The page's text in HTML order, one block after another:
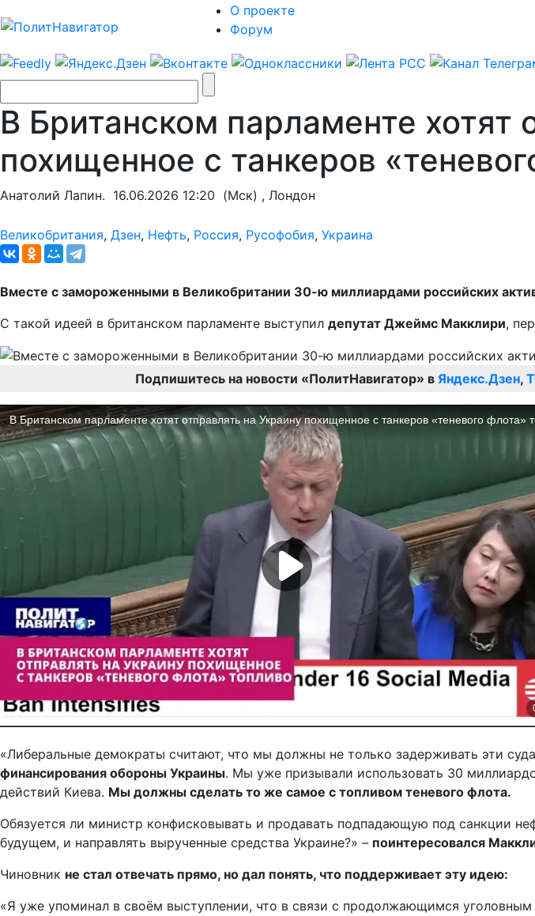
О проекте
Форум
В Британском парламенте хотят
похищенное с танкеров
Анатолий Лапин. 16.06.2026 12:20 (Мск) , Лондон
Великобритания, Дзен, Нефть, Россия, Русофобия, Украина
Вместе с замороженными в Великобритании 30-ю миллиардами российских
С такой идеей в британском парламенте выступил депутат Джеймс Макклири,
Подпишитесь на новости «ПолитНавигатор» в Яндекс.Дзен,
«Либеральные демократы считают, что мы должны не только задерживать эти
финансирования обороны Украины. Мы уже призывали использовать 30
действий Киева. Мы должны сделать то же самое с топливом теневого флота.
Обязуется ли министр конфисковывать и продавать подпадающую под санкции
будущем, и направлять вырученные средства Украине?» – поинтересовался
Чиновник не стал отвечать прямо, но дал понять, что поддерживает эту идею:
«Я уже упоминал в своём выступлении, что в связи с продолжающимся